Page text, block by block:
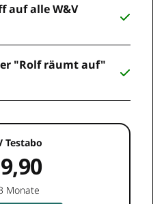
auf alle W&V
"Rolf räumt auf"
Testabo
Monate